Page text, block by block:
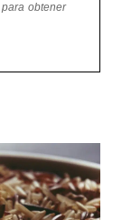
para obtener